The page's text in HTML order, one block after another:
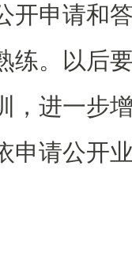
申请和答
练。以后
，进一步
申请公开